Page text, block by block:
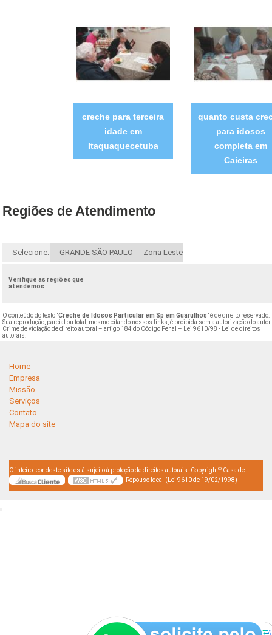
creche para terceira
idade em
Itaquaquecetuba
quanto custa
para idosos
completa em
Caieiras
Regiões de Atendimento
Selecione: GRANDE SÃO PAULO Zona Leste
Verifique as regiões que
atendemos
O conteúdo do texto "Creche de Idosos Particular em Sp em Guarulhos" é de direito reservado.
Sua reprodução, parcial ou total, mesmo citando nossos links, é proibida sem a autorização do autor.
Crime de violação de direito autoral – artigo 184 do Código Penal –
Lei 9610/98 - Lei de direitos
autorais
Home
Empresa
Missão
Serviços
Contato
Mapa do site
O inteiro teor deste site está sujeito à proteção de direitos autorais. Copyright© Casa de
Repouso Ideal (Lei 9610 de 19/02/1998)